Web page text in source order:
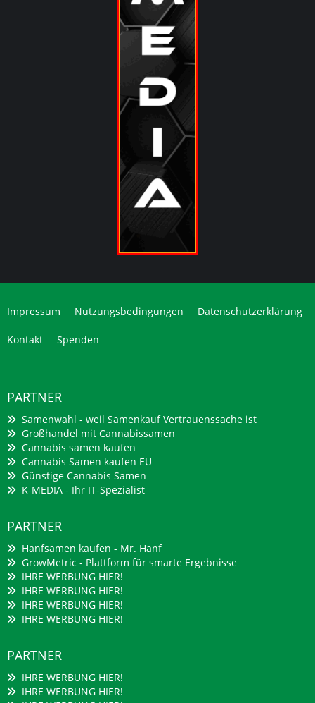
Impressum Nutzungsbedingungen Datenschutzerklärung
Kontakt Spenden
PARTNER
Samenwahl - weil Samenkauf Vertrauenssache ist
Großhandel mit Cannabissamen
Cannabis samen kaufen
Cannabis Samen kaufen EU
Günstige Cannabis Samen
K-MEDIA - Ihr IT-Spezialist
PARTNER
Hanfsamen kaufen - Mr. Hanf
GrowMetric - Plattform für smarte Ergebnisse
IHRE WERBUNG HIER!
IHRE WERBUNG HIER!
IHRE WERBUNG HIER!
IHRE WERBUNG HIER!
PARTNER
IHRE WERBUNG HIER!
IHRE WERBUNG HIER!